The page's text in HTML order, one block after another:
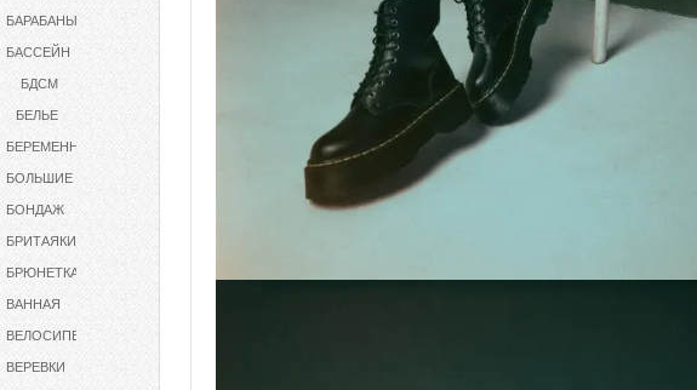
БАРАБАНЫ
БАССЕЙН
БДСМ
БЕЛЬЕ
БЕРЕМЕННАЯ
БОЛЬШИЕ
БОНДАЖ
БРИТАЯКИСКА
БРЮНЕТКА
ВАННАЯ
ВЕЛОСИПЕД
ВЕРЕВКИ